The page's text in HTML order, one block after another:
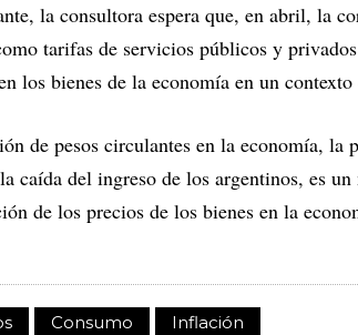
la consultora espera que, en abril, la
tarifas de servicios públicos y
los bienes de la economía en un
de pesos circulantes en la economía, la
caída del ingreso de los argentinos, es
de los precios de los bienes en la
Consumo Inflación